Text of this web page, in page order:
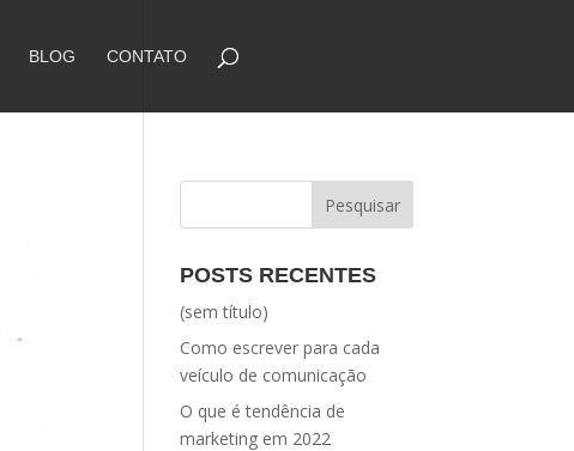
BLOG CONTATO
POSTS RECENTES
(sem título)
Como escrever para cada
veículo de comunicação
O que é tendência de
marketing em 2022